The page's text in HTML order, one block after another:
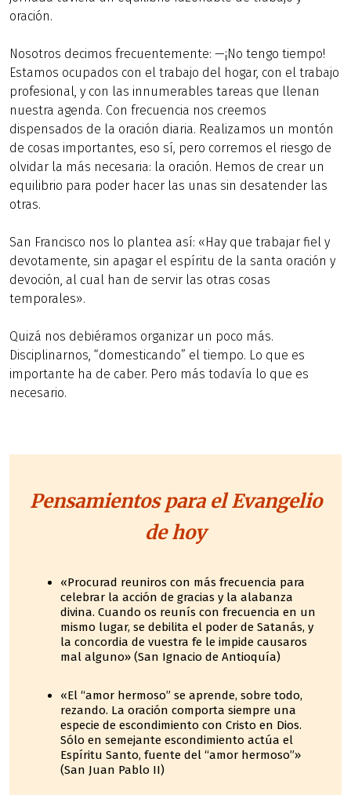
oración.
Nosotros decimos frecuentemente: —¡No tengo tiempo!
Estamos ocupados con el trabajo del hogar, con el trabajo
profesional, y con las innumerables tareas que llenan
nuestra agenda. Con frecuencia nos creemos
dispensados de la oración diaria. Realizamos un montón
de cosas importantes, eso sí, pero corremos el riesgo de
olvidar la más necesaria: la oración. Hemos de crear un
equilibrio para poder hacer las unas sin desatender las
otras.
San Francisco nos lo plantea así: «Hay que trabajar fiel y
devotamente, sin apagar el espíritu de la santa oración y
devoción, al cual han de servir las otras cosas
temporales».
Quizá nos debiéramos organizar un poco más.
Disciplinarnos, “domesticando” el tiempo. Lo que es
importante ha de caber. Pero más todavía lo que es
necesario.
Pensamientos para el Evangelio
de hoy
«Procurad reuniros con más frecuencia para
celebrar la acción de gracias y la alabanza
divina. Cuando os reunís con frecuencia en un
mismo lugar, se debilita el poder de Satanás, y
la concordia de vuestra fe le impide causaros
mal alguno» (San Ignacio de Antioquía)
«El “amor hermoso” se aprende, sobre todo,
rezando. La oración comporta siempre una
especie de escondimiento con Cristo en Dios.
Sólo en semejante escondimiento actúa el
Espíritu Santo, fuente del “amor hermoso”»
(San Juan Pablo II)